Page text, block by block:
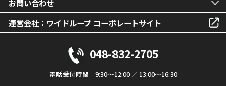
お問い合わせ
運営会社：ワイドループ コーポレートサイト
048-832-2705
電話受付時間 9:30～12:00 ／ 13:00～16:30